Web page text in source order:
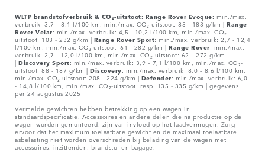
WLTP brandstofverbruik & CO₂-uitstoot: Range Rover Evoque: min./max.
verbruik: 3,7 – 8,1 l/100 km, min./max. CO₂-uitstoot: 85 - 183 g/km | Range
Rover Velar: min./max. verbruik: 4,5 - 10,2 l/100 km, min./max. CO₂-
uitstoot: 103 - 232 g/km | Range Rover Sport: min./max. verbruik: 2,7 - 12,4
l/100 km, min./max. CO₂-uitstoot: 61 - 282 g/km | Range Rover: min./max.
verbruik: 2,7 - 12,0 l/100 km, min./max. CO₂-uitstoot: 62 – 272 g/km
| Discovery Sport: min./max. verbruik: 3,9 – 7,1 l/100 km, min./max. CO₂-
uitstoot: 88 - 187 g/km | Discovery: min./max. verbruik: 8,0 – 8,6 l/100 km,
min./max. CO₂-uitstoot: 208 - 224 g/km | Defender: min./max. verbruik: 6,0
- 14,8 l/100 km, min./max. CO₂-uitstoot: resp. 135 - 335 g/km | gegevens
per 24 augustus 2025
Vermelde gewichten hebben betrekking op een wagen in
standaardspecificatie. Accessoires en andere delen die na productie op de
wagen worden gemonteerd, zijn van invloed op het laadvermogen. Zorg
ervoor dat het maximum toelaatbare gewicht en de maximaal toelaatbare
asbelasting niet worden overschreden bij belading van de wagen met
accessoires, inzittenden, brandstof en bagage.